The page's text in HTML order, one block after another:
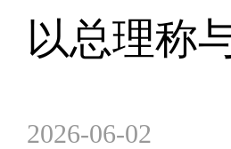
以总理称
2026-06-02